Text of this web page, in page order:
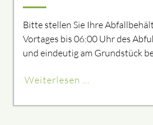
Bitte stellen Sie Ihre
Vortages bis 06:00 Uhr des
und eindeutig am Grundstück
Weiterlesen …